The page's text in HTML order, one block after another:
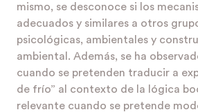
mismo, se desconoce si los
adecuados y similares a otros
psicológicas, ambientales y
ambiental. Además, se ha
cuando se pretenden traducir a
de frío” al contexto de la lógica
relevante cuando se pretende